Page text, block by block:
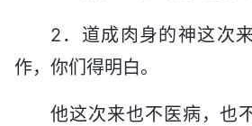
2．道成肉身的神这次
作，你们得明白。
他这次来也不医病，也